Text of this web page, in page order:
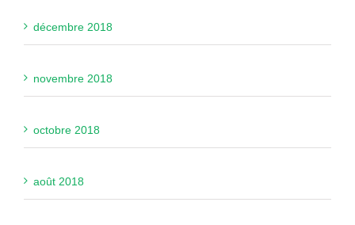
décembre 2018
novembre 2018
octobre 2018
août 2018